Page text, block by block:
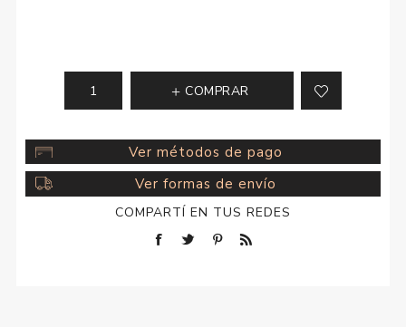
COMPRAR
Ver métodos de pago
Ver formas de envío
COMPARTÍ EN TUS REDES